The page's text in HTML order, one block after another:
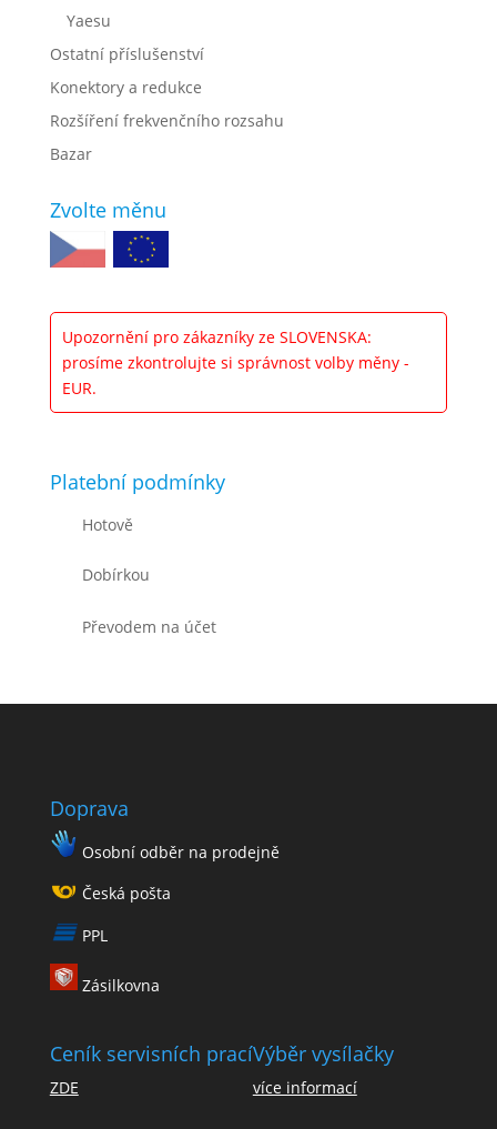
Yaesu
Ostatní příslušenství
Konektory a redukce
Rozšíření frekvenčního rozsahu
Bazar
Zvolte měnu
Upozornění pro zákazníky ze SLOVENSKA:
prosíme zkontrolujte si správnost volby měny -
EUR.
Platební podmínky
Hotově
Dobírkou
Převodem na účet
Doprava
Osobní odběr na prodejně
Česká pošta
PPL
Zásilkovna
Ceník servisních prací
ZDE
Výběr vysílačky
více informací